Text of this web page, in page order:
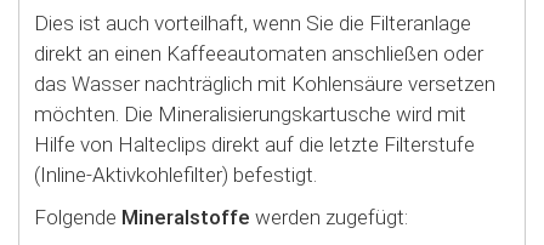
Dies ist auch vorteilhaft, wenn Sie die Filteranlage
direkt an einen Kaffeeautomaten anschließen oder
das Wasser nachträglich mit Kohlensäure versetzen
möchten. Die Mineralisierungskartusche wird mit
Hilfe von Halteclips direkt auf die letzte Filterstufe
(Inline-Aktivkohlefilter) befestigt.
Folgende Mineralstoffe werden zugefügt: